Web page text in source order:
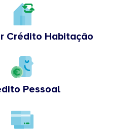
Crédito Habitação
Pessoal